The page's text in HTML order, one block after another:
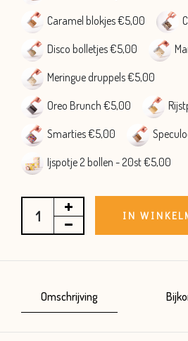
Caramel blokjes €5,00
Disco bolletjes €5,00
Meringue druppels €5,00
Oreo Brunch €5,00
Smarties €5,00
Ijspotje 2 bollen - 20st €5,00
IN
Omschrijving